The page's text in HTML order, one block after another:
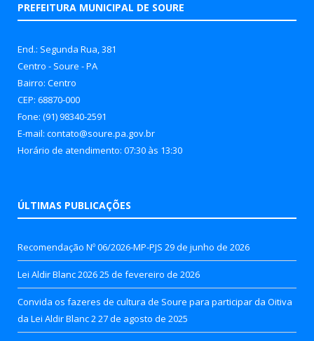
PREFEITURA MUNICIPAL DE SOURE
End.: Segunda Rua, 381
Centro - Soure - PA
Bairro: Centro
CEP: 68870-000
Fone: (91) 98340-2591
E-mail: contato@soure.pa.gov.br
Horário de atendimento: 07:30 às 13:30
ÚLTIMAS PUBLICAÇÕES
Recomendação Nº 06/2026-MP-PJS 29 de junho de 2026
Lei Aldir Blanc 202625 de fevereiro de 2026
Convida os fazeres de cultura de Soure para participar da Oitiva
da Lei Aldir Blanc 227 de agosto de 2025